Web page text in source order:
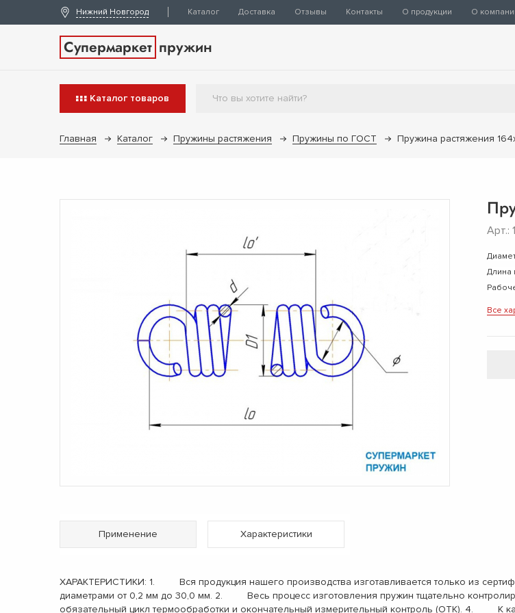
Нижний Новгород Каталог Доставка Отзывы Контакты О продукции О
Супермаркет пружин
Каталог товаров
Главная Каталог Пружины растяжения Пружины по ГОСТ Пружина растяжения
Арт.:
Длина
Все
Применение Характеристики
ХАРАКТЕРИСТИКИ: 1. Вся продукция нашего производства изготавливается только из
диаметрами от 0,2 мм до 30,0 мм. 2. Весь процесс изготовления пружин тщательно
обязательный цикл термообработки и окончательный измерительный контроль (ОТК). 4. К